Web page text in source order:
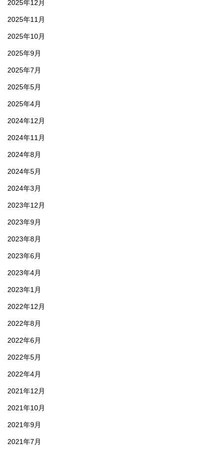
2025年12月
2025年11月
2025年10月
2025年9月
2025年7月
2025年5月
2025年4月
2024年12月
2024年11月
2024年8月
2024年5月
2024年3月
2023年12月
2023年9月
2023年8月
2023年6月
2023年4月
2023年1月
2022年12月
2022年8月
2022年6月
2022年5月
2022年4月
2021年12月
2021年10月
2021年9月
2021年7月